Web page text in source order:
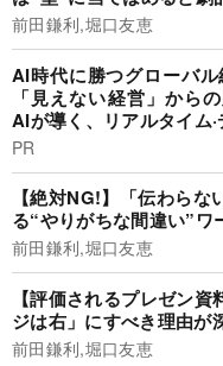
前田鎌利,堀口友恵
AI時代に勝つグローバ
「見えない経営」から
AIが導く、リアルタイム
PR
【絶対NG!】「伝わらな
る“やりがちな間違い”ワ
前田鎌利,堀口友恵
【評価されるプレゼン
ジは右」にすべき理由が
前田鎌利,堀口友恵